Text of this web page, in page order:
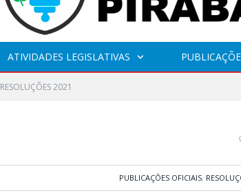
ATIVIDADES LEGISLATIVAS
RESOLUÇÕES 2021
PUBLICAÇÕES OFICIAIS,